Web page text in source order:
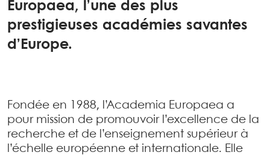
Europaea, l’une des plus
prestigieuses académies savantes
d’Europe.
Fondée en 1988, l’Academia Europaea a
pour mission de promouvoir l’excellence de la
recherche et de l’enseignement supérieur à
l’échelle européenne et internationale. Elle